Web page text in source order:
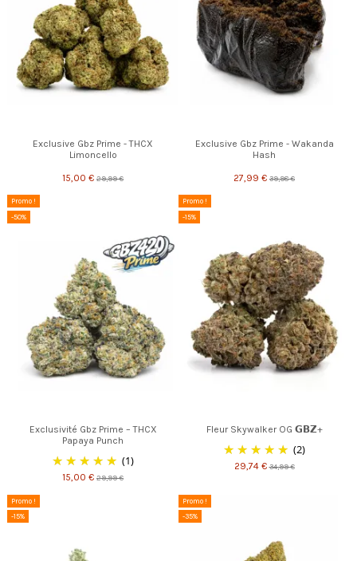
Exclusive Gbz Prime - THCX
Limoncello
15,00 € 29,99 €
Exclusive Gbz Prime - Wakanda
Hash
27,99 € 39,98 €
Promo !
-50%
Exclusivité Gbz Prime – THCX
Papaya Punch
(1)
15,00 € 29,99 €
Promo !
-15%
Fleur Skywalker OG 𝗚𝗕𝗭+
(2)
29,74 €34,99 €
Promo !
-15%
Promo !
-35%